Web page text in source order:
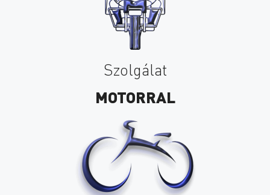
Szolgálat
MOTORRAL